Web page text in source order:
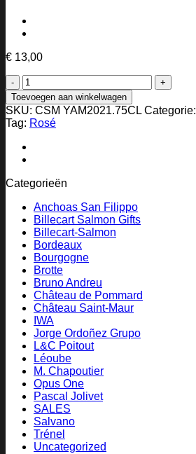
€ 13,00
You
Are
Maur
-
2021
aantal
Toevoegen aan winkelwagen
SKU: CSM YAM2021.75CL Categorie:
Tag: Rosé
Categorieën
Anchoas San Filippo
Billecart Salmon Gifts
Billecart-Salmon
Bordeaux
Bourgogne
Brotte
Bruno Andreu
Château de Pommard
Château Saint-Maur
IWA
Jorge Ordoñez Grupo
L&C Poitout
Léoube
M. Chapoutier
Opus One
Pascal Jolivet
SALES
Salvano
Trénel
Uncategorized